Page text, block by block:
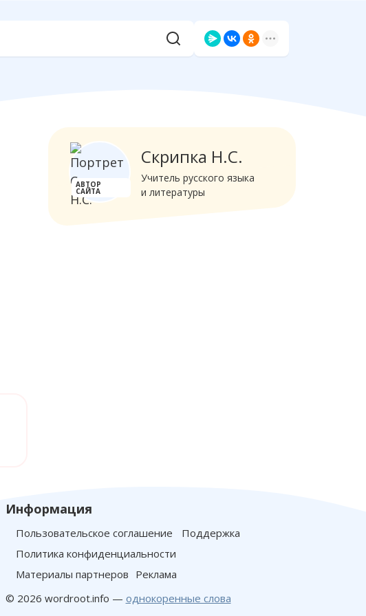
АВТОР
САЙТА
Скрипка Н.С.
Учитель русского языка
и литературы
Информация
Пользовательское соглашение
Поддержка
Политика конфиденциальности
Материалы партнеров Реклама
© 2026 wordroot.info — однокоренные слова